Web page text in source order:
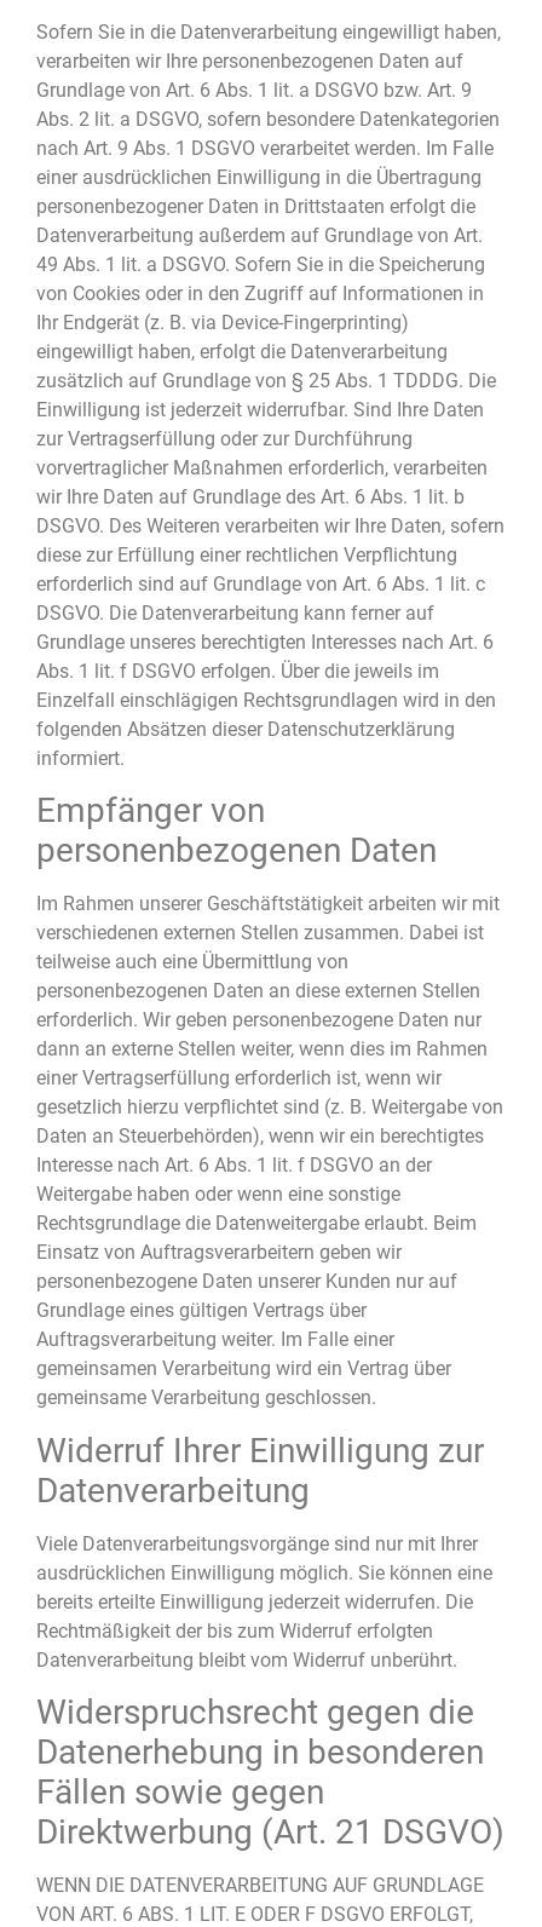
Sofern Sie in die Datenverarbeitung eingewilligt haben,
verarbeiten wir Ihre personenbezogenen Daten auf
Grundlage von Art. 6 Abs. 1 lit. a DSGVO bzw. Art. 9
Abs. 2 lit. a DSGVO, sofern besondere Datenkategorien
nach Art. 9 Abs. 1 DSGVO verarbeitet werden. Im Falle
einer ausdrücklichen Einwilligung in die Übertragung
personenbezogener Daten in Drittstaaten erfolgt die
Datenverarbeitung außerdem auf Grundlage von Art.
49 Abs. 1 lit. a DSGVO. Sofern Sie in die Speicherung
von Cookies oder in den Zugriff auf Informationen in
Ihr Endgerät (z. B. via Device-Fingerprinting)
eingewilligt haben, erfolgt die Datenverarbeitung
zusätzlich auf Grundlage von § 25 Abs. 1 TDDDG. Die
Einwilligung ist jederzeit widerrufbar. Sind Ihre Daten
zur Vertragserfüllung oder zur Durchführung
vorvertraglicher Maßnahmen erforderlich, verarbeiten
wir Ihre Daten auf Grundlage des Art. 6 Abs. 1 lit. b
DSGVO. Des Weiteren verarbeiten wir Ihre Daten, sofern
diese zur Erfüllung einer rechtlichen Verpflichtung
erforderlich sind auf Grundlage von Art. 6 Abs. 1 lit. c
DSGVO. Die Datenverarbeitung kann ferner auf
Grundlage unseres berechtigten Interesses nach Art. 6
Abs. 1 lit. f DSGVO erfolgen. Über die jeweils im
Einzelfall einschlägigen Rechtsgrundlagen wird in den
folgenden Absätzen dieser Datenschutzerklärung
informiert.
Empfänger von
personenbezogenen Daten
Im Rahmen unserer Geschäftstätigkeit arbeiten wir mit
verschiedenen externen Stellen zusammen. Dabei ist
teilweise auch eine Übermittlung von
personenbezogenen Daten an diese externen Stellen
erforderlich. Wir geben personenbezogene Daten nur
dann an externe Stellen weiter, wenn dies im Rahmen
einer Vertragserfüllung erforderlich ist, wenn wir
gesetzlich hierzu verpflichtet sind (z. B. Weitergabe von
Daten an Steuerbehörden), wenn wir ein berechtigtes
Interesse nach Art. 6 Abs. 1 lit. f DSGVO an der
Weitergabe haben oder wenn eine sonstige
Rechtsgrundlage die Datenweitergabe erlaubt. Beim
Einsatz von Auftragsverarbeitern geben wir
personenbezogene Daten unserer Kunden nur auf
Grundlage eines gültigen Vertrags über
Auftragsverarbeitung weiter. Im Falle einer
gemeinsamen Verarbeitung wird ein Vertrag über
gemeinsame Verarbeitung geschlossen.
Widerruf Ihrer Einwilligung zur
Datenverarbeitung
Viele Datenverarbeitungsvorgänge sind nur mit Ihrer
ausdrücklichen Einwilligung möglich. Sie können eine
bereits erteilte Einwilligung jederzeit widerrufen. Die
Rechtmäßigkeit der bis zum Widerruf erfolgten
Datenverarbeitung bleibt vom Widerruf unberührt.
Widerspruchsrecht gegen die
Datenerhebung in besonderen
Fällen sowie gegen
Direktwerbung (Art. 21 DSGVO)
WENN DIE DATENVERARBEITUNG AUF GRUNDLAGE
VON ART. 6 ABS. 1 LIT. E ODER F DSGVO ERFOLGT,